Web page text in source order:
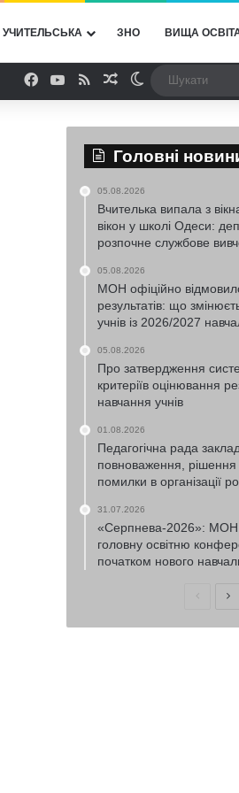
УЧИТЕЛЬСЬКА ЗНО ВИЩА
Facebook
YouTube
RSSВипадкова стаття
Switch skin
Головні
05.08.2026
Вчителька випала з
вікон у школі Одеси:
розпочне службове
05.08.2026
МОН офіційно
результатів: що
учнів із 2026/2027
05.08.2026
Про затвердження
критеріїв оцінювання
навчання учнів
01.08.2026
Педагогічна рада
повноваження, рішення
помилки в організації
31.07.2026
«Серпнева-2026»: МОН
головну освітню
початком нового